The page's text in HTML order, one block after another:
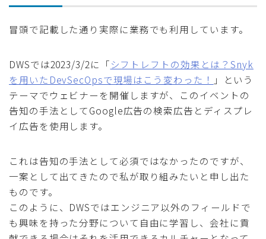
冒頭で記載した通り実際に業務でも利用しています。
DWSでは2023/3/2に「シフトレフトの効果とは？Snyk
を用いたDevSecOpsで現場はこう変わった！ 」という
テーマでウェビナーを開催しますが、このイベントの
告知の手法としてGoogle広告の検索広告とディスプレ
イ広告を使用します。
これは告知の手法として必須ではなかったのですが、
一案として出てきたので私が取り組みたいと申し出た
ものです。
このように、DWSではエンジニア以外のフィールドで
も興味を持った分野について自由に学習し、会社に貢